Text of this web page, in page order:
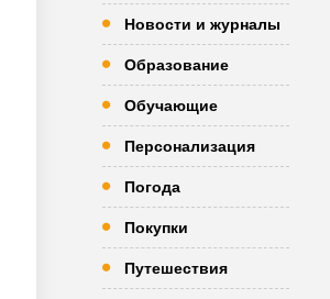
Новости и журналы
Образование
Обучающие
Персонализация
Погода
Покупки
Путешествия